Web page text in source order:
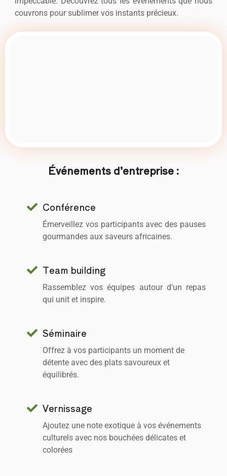
couvrons pour sublimer vos instants précieux.
Événements d’entreprise :
Conférence
Émerveillez vos participants avec des pauses
gourmandes aux saveurs africaines.
Team building
Rassemblez vos équipes autour d’un repas
qui unit et inspire.
Séminaire
Offrez à vos participants un moment de
détente avec des plats savoureux et
équilibrés.
Vernissage
Ajoutez une note exotique à vos événements
culturels avec nos bouchées délicates et
colorées